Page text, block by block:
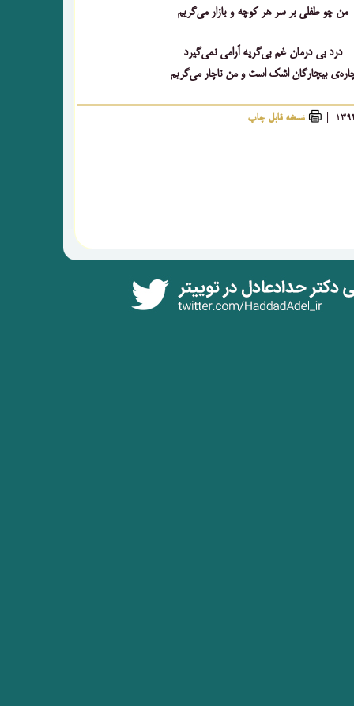
من چو طفلی بر سر هر کوچه و بازار می‌گریم
درد بی درمان غم بی‌گریه آرامی نمی‌گیرد
بیچارگان اشک است و من ناچار می‌گریم
نسخه قابل چاپ